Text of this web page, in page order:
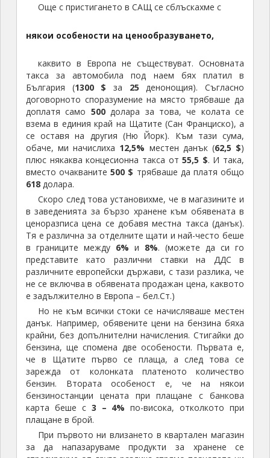
Още с пристигането в САЩ се сблъскахме с
някои особености на ценообразуването,
каквито в Европа не съществуват. Основната
такса за автомобила под наем бях платил в
България (1300 $ за 25 денонощия). Съгласно
договорното споразумение на място трябваше да
доплатя само 500долара за това, че колата се
взема в единия край на Щатите (Сан Франциско), а
се оставя на другия (Ню Йорк). Към тази сума,
обаче, ми начислиха 12,5% местен данък (62,5 $)
плюс някаква концесионна такса от55,5 $. И така,
вместо очакваните500 $ трябваше да платя общо
618долара.
Скоро след това установихме, че в магазините и
в заведенията за бързо хранене към обявената в
ценоразписа цена се добавя местна такса (данък).
Тя е различна за отделните щати и най-често беше
в границите между 6% и 8%. (можете да си го
представите като различни ставки на ДДС в
различните европейски държави, с тази разлика, че
не се включва в обявената продажан цена, каквото
е задължително в Европа – бел.Ст.)
Но не към всички стоки се начисляваше местен
данък. Например, обявените цени на бензина бяха
крайни, без допълнителни начисления. Стигайки до
бензина, ще спомена две особености. Първата е,
че в Щатите първо се плаща, а след това се
зарежда от колонката платеното количество
бензин. Втората особеност е, че на някои
бензиностанции цената при плащане с банкова
карта беше с 3 – 4% по-висока, отколкото при
плащане в брой.
При първото ни влизането в квартален магазин
за да напазаруваме продукти за хранене се